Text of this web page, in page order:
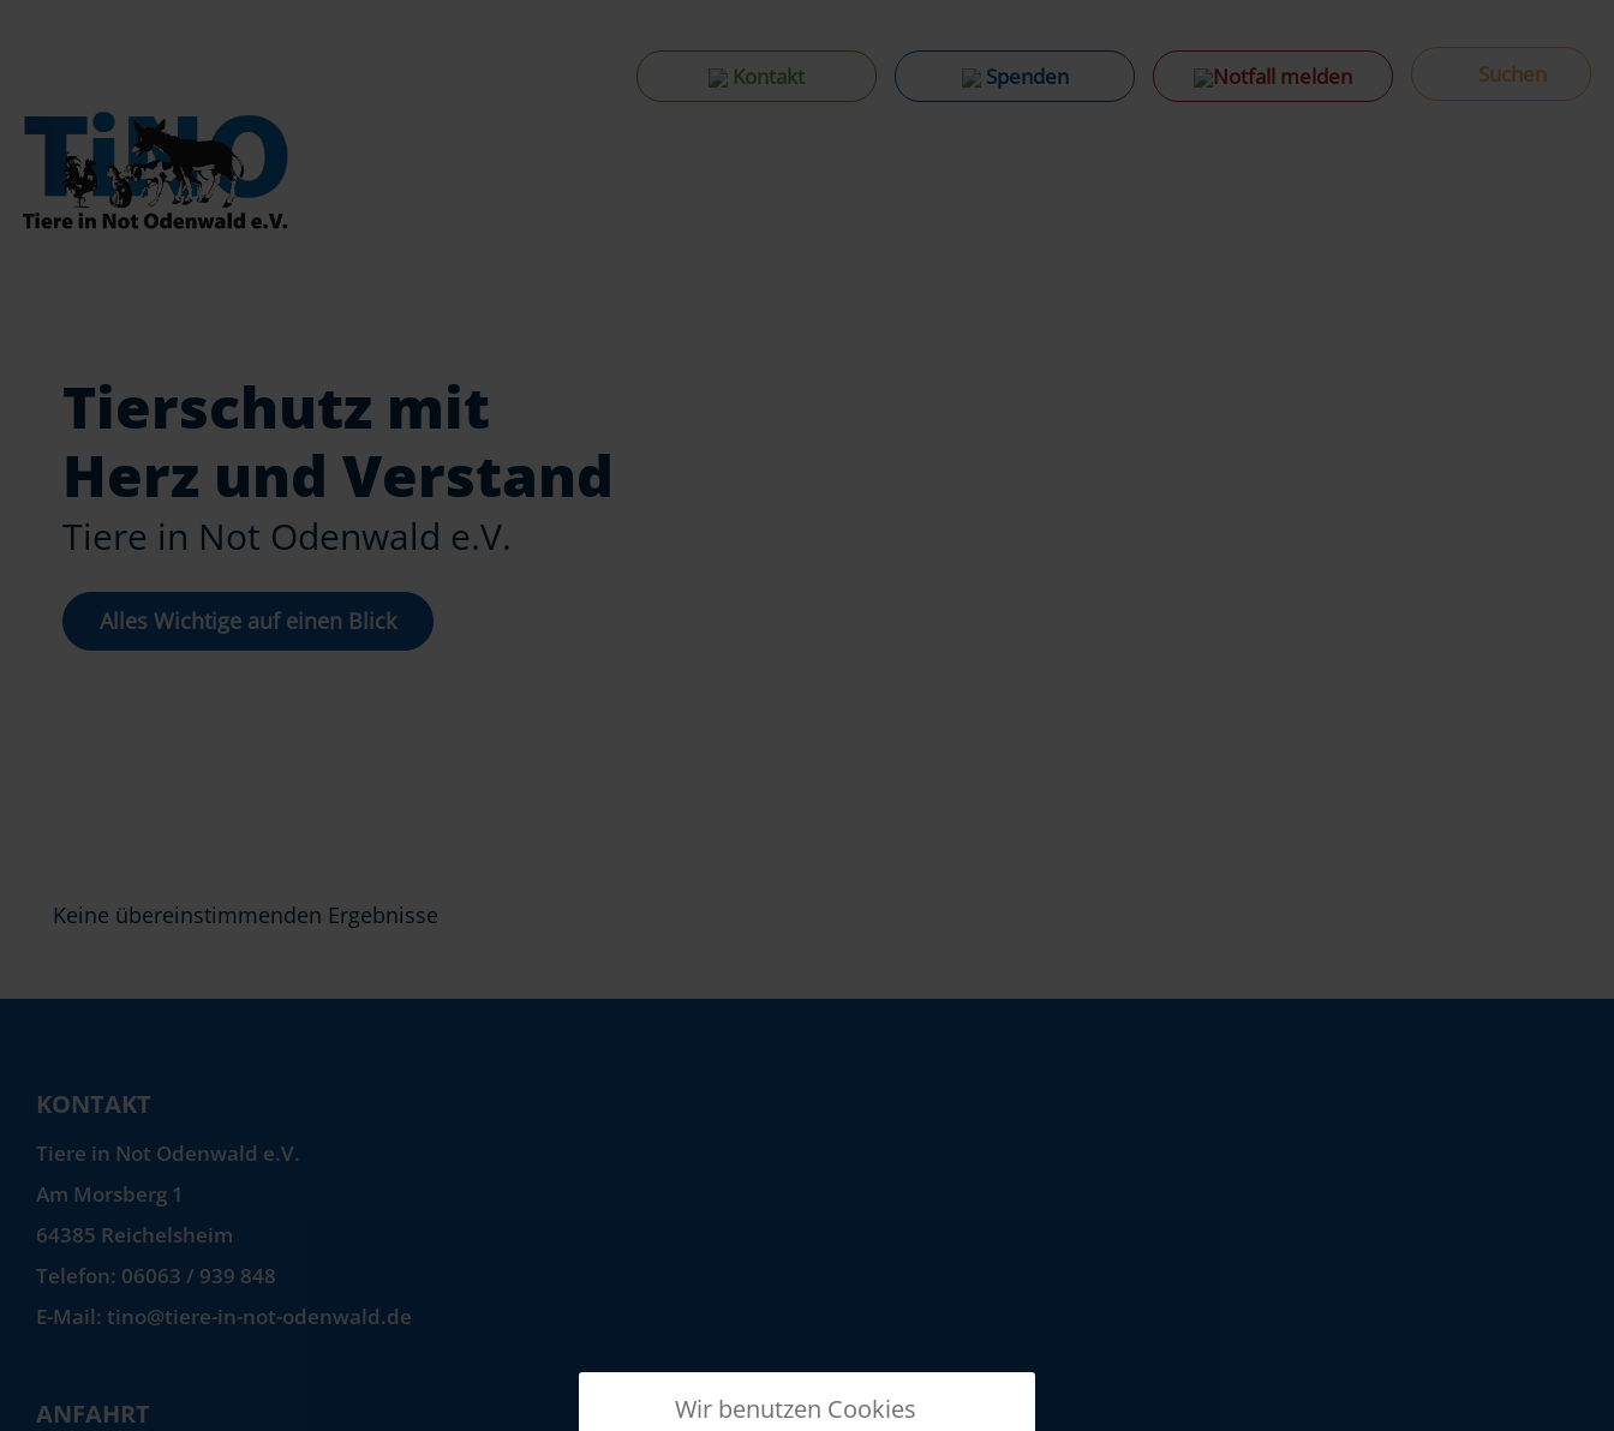
Kontakt Spenden Notfall melden
Tierschutz mit
Herz und Verstand
Tiere in Not Odenwald e.V.
Alles Wichtige auf einen Blick
Keine übereinstimmenden Ergebnisse
KONTAKT
Tiere in Not Odenwald e.V.
Am Morsberg 1
64385 Reichelsheim
Telefon: 06063 / 939 848
E-Mail: tino@tiere-in-not-odenwald.de
ANFAHRT Wir benutzen Cookies